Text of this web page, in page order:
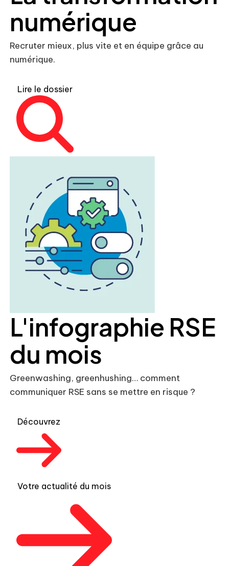
numérique
Recruter mieux, plus vite et en équipe grâce au
numérique.
Lire le dossier
L'infographie RSE
du mois
Greenwashing, greenhushing… comment
communiquer RSE sans se mettre en risque ?
Découvrez
Votre actualité du mois